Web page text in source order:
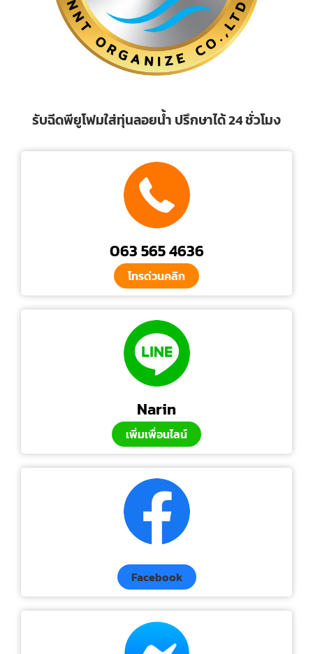
รับฉีดพียูโฟมใส่ทุ่นลอยน้ำ ปรึกษาได้ 24 ชั่วโมง
063 565 4636
โทรด่วนคลิก
Narin
เพิ่มเพื่อนไลน์
Facebook